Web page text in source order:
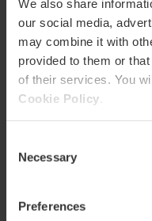
We also share
our social media,
may combine it with
provided to them or
of their services. You
Cookie Policy
Selection
Necessary
Preferences
Valencia